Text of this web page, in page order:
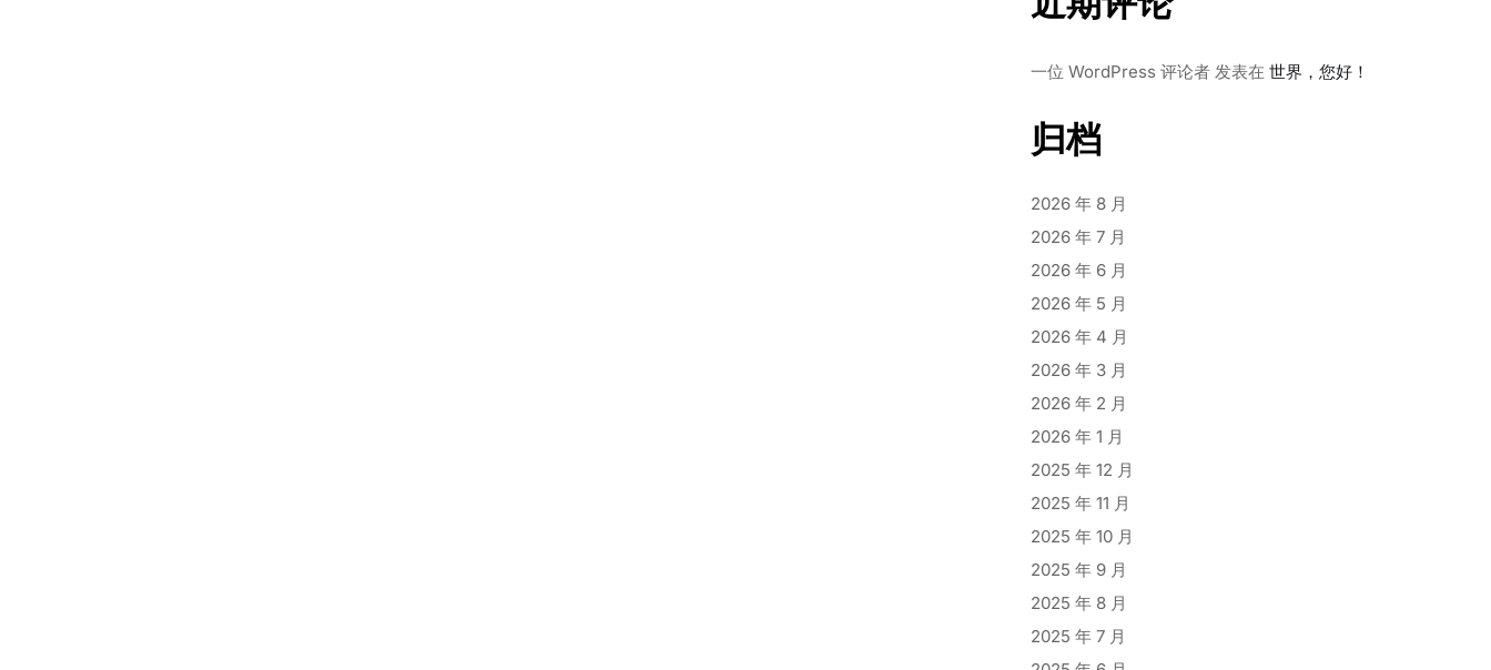
一位 WordPress 评论者 发表在 世界，您好！
归档
2026 年 8 月
2026 年 7 月
2026 年 6 月
2026 年 5 月
2026 年 4 月
2026 年 3 月
2026 年 2 月
2026 年 1 月
2025 年 12 月
2025 年 11 月
2025 年 10 月
2025 年 9 月
2025 年 8 月
2025 年 7 月